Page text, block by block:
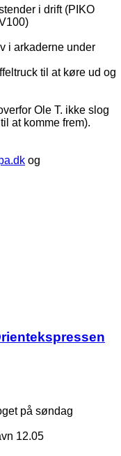
i drift (PIKO
i arkaderne under
til at køre ud og
Ole T. ikke slog
at komme frem).
og
på søndag
12.05